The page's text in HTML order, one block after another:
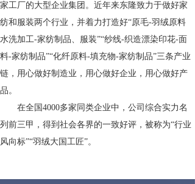
家工厂的大型企业集团。近年来东隆致力于做好家
纺和服装两个行业，并着力打造好“原毛-羽绒原料
水洗加工-家纺制品、服装”“纱线-织造漂染印花-面
料-家纺制品”“化纤原料-填充物-家纺制品”三条产业
链，用心做好制造业，用心做好企业，用心做好产
品。
在全国4000多家同类企业中，公司综合实力名
列前三甲，得到社会各界的一致好评，被称为“行业
风向标”“羽绒大国工匠”。